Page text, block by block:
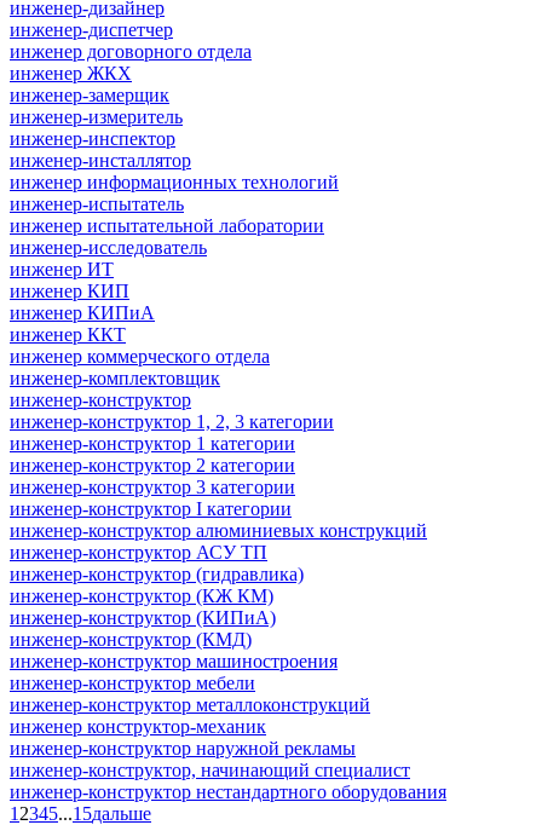
инженер-дизайнер
инженер-диспетчер
инженер договорного отдела
инженер ЖКХ
инженер-замерщик
инженер-измеритель
инженер-инспектор
инженер-инсталлятор
инженер информационных технологий
инженер-испытатель
инженер испытательной лаборатории
инженер-исследователь
инженер ИТ
инженер КИП
инженер КИПиА
инженер ККТ
инженер коммерческого отдела
инженер-комплектовщик
инженер-конструктор
инженер-конструктор 1, 2, 3 категории
инженер-конструктор 1 категории
инженер-конструктор 2 категории
инженер-конструктор 3 категории
инженер-конструктор I категории
инженер-конструктор алюминиевых конструкций
инженер-конструктор АСУ ТП
инженер-конструктор (гидравлика)
инженер-конструктор (КЖ КМ)
инженер-конструктор (КИПиА)
инженер-конструктор (КМД)
инженер-конструктор машиностроения
инженер-конструктор мебели
инженер-конструктор металлоконструкций
инженер конструктор-механик
инженер-конструктор наружной рекламы
инженер-конструктор, начинающий специалист
инженер-конструктор нестандартного оборудования
1 2345...15дальше